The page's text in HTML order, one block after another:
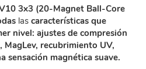
3x3 (20-Magnet Ball-Core
las características que
nivel: ajustes de compresión
recubrimiento UV,
sensación magnética suave.